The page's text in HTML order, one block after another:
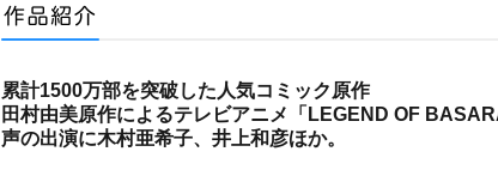
累計1500万部を突破した人気コミック原作
田村由美原作によるテレビアニメ「LEGEND OF
声の出演に木村亜希子、井上和彦ほか。